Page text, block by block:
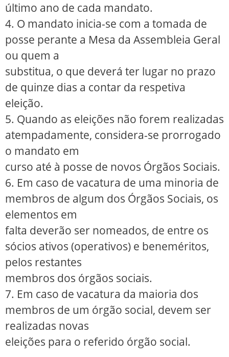
último ano de cada mandato.
4. O mandato inicia-se com a tomada de
posse perante a Mesa da Assembleia Geral
ou quem a
substitua, o que deverá ter lugar no prazo
de quinze dias a contar da respetiva
eleição.
5. Quando as eleições não forem realizadas
atempadamente, considera-se prorrogado
o mandato em
curso até à posse de novos Órgãos Sociais.
6. Em caso de vacatura de uma minoria de
membros de algum dos Órgãos Sociais, os
elementos em
falta deverão ser nomeados, de entre os
sócios ativos (operativos) e beneméritos,
pelos restantes
membros dos órgãos sociais.
7. Em caso de vacatura da maioria dos
membros de um órgão social, devem ser
realizadas novas
eleições para o referido órgão social.